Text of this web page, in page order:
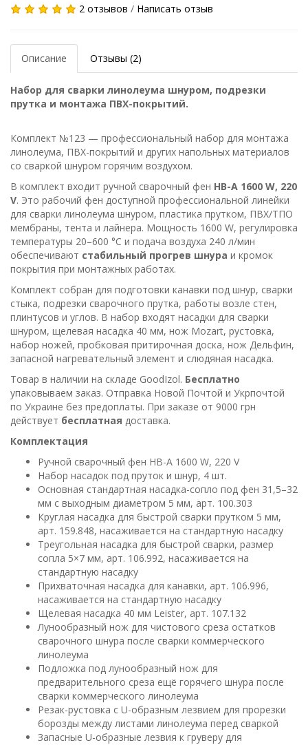
2 отзывов / Написать отзыв
Описание Отзывы (2)
Набор для сварки линолеума шнуром, подрезки
прутка и монтажа ПВХ-покрытий.
Комплект №123 — профессиональный набор для монтажа
линолеума, ПВХ-покрытий и других напольных материалов
со сваркой шнуром горячим воздухом.
В комплект входит ручной сварочный фен HB-A 1600 W, 220
V. Это рабочий фен доступной профессиональной линейки
для сварки линолеума шнуром, пластика прутком, ПВХ/ТПО
мембраны, тента и лайнера. Мощность 1600 W, регулировка
температуры 20–600 °C и подача воздуха 240 л/мин
обеспечивают стабильный прогрев шнура и кромок
покрытия при монтажных работах.
Комплект собран для подготовки канавки под шнур, сварки
стыка, подрезки сварочного прутка, работы возле стен,
плинтусов и углов. В набор входят насадки для сварки
шнуром, щелевая насадка 40 мм, нож Mozart, рустовка,
набор ножей, пробковая притирочная доска, нож Дельфин,
запасной нагревательный элемент и слюдяная насадка.
Товар в наличии на складе GoodIzol. Бесплатно
упаковываем заказ. Отправка Новой Почтой и Укрпочтой
по Украине без предоплаты. При заказе от 9000 грн
действует бесплатная доставка.
Комплектация
Ручной сварочный фен HB-A 1600 W, 220 V
Набор насадок под пруток и шнур, 4 шт.
Основная стандартная насадка-сопло под фен 31,5–32
мм с выходным диаметром 5 мм, арт. 100.303
Круглая насадка для быстрой сварки прутком 5 мм,
арт. 159.848, насаживается на стандартную насадку
Треугольная насадка для быстрой сварки, размер
сопла 5×7 мм, арт. 106.992, насаживается на
стандартную насадку
Прихваточная насадка для канавки, арт. 106.996,
насаживается на стандартную насадку
Щелевая насадка 40 мм Leister, арт. 107.132
Лунообразный нож для чистового среза остатков
сварочного шнура после сварки коммерческого
линолеума
Подложка под лунообразный нож для
предварительного среза ещё горячего шнура после
сварки коммерческого линолеума
Резак-рустовка с U-образным лезвием для прорезки
борозды между листами линолеума перед сваркой
Запасные U-образные лезвия к груверу для